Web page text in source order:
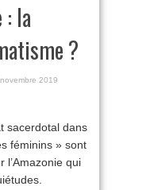
: la
?
2019
sacerdotal dans
féminins » sont
l’Amazonie qui